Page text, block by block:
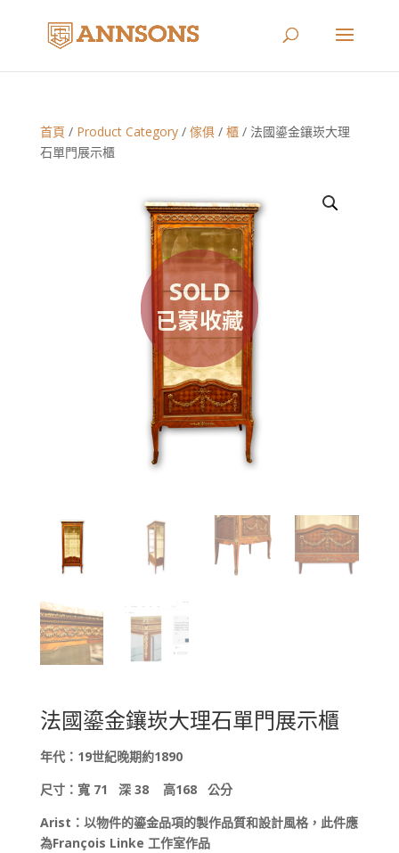
首頁 / Product Category/ 傢俱/ 櫃/ 法國鎏金鑲崁大理
石單門展示櫃
法國鎏金鑲崁大理石單門展示櫃
年代： 19世紀晚期約1890
尺寸：寬 71 深 38 高168 公分
Arist ：以物件的鎏金品項的製作品質和設計風格，此件應
為François Linke 工作室作品